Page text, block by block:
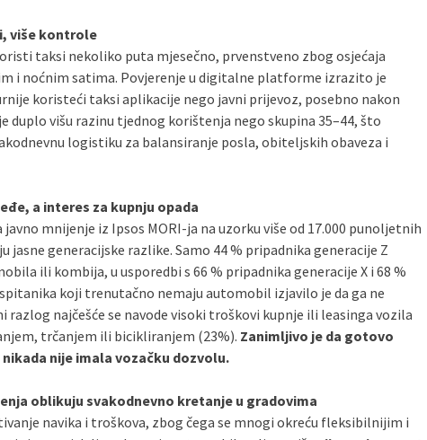
više kontrole
taksi nekoliko puta mjesečno, prvenstveno zbog osjećaja
i noćnim satima. Povjerenje u digitalne platforme izrazito je
koristeći taksi aplikacije nego javni prijevoz, posebno nakon
duplo višu razinu tjednog korištenja nego skupina 35–44, što
logistiku za balansiranje posla, obiteljskih obaveza i
a interes za kupnju opada
mnijenje iz Ipsos MORI-ja na uzorku više od 17.000 punoljetnih
jasne generacijske razlike. Samo 44 % pripadnika generacije Z
ili kombija, u usporedbi s 66 % pripadnika generacije X i 68 %
koji trenutačno nemaju automobil izjavilo je da ga ne
najčešće se navode visoki troškovi kupnje ili leasinga vozila
trčanjem ili bicikliranjem (23%). Zanimljivo je da gotovo
nije imala vozačku dozvolu.
oblikuju svakodnevno kretanje u gradovima
navika i troškova, zbog čega se mnogi okreću fleksibilnijim i